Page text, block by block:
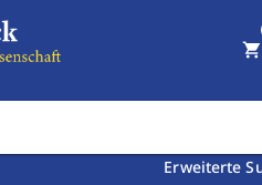
Erweiterte
shopping_cart